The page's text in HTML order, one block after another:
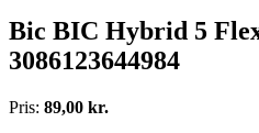
Bic BIC Hybrid 5
3086123644984
Pris: 89,00 kr.